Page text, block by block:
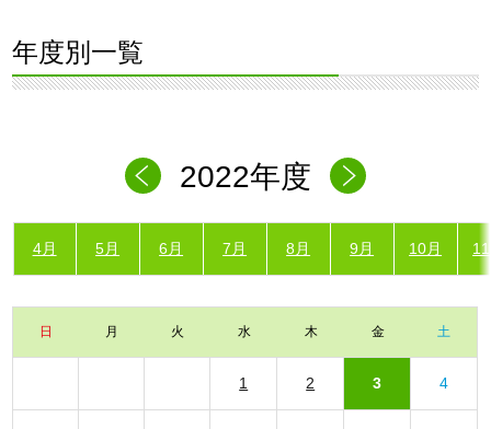
年度別一覧
2022年度
4月 5月 6月 7月 8月 9月 10月
日 月 火 水 木 金 土
1 2 3 4